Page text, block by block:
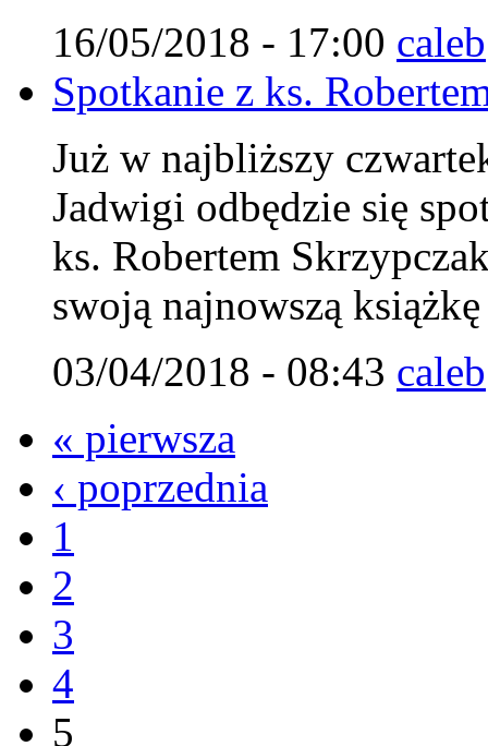
16/05/2018 - 17:00 caleb
Spotkanie z ks.
Już w najbliższy
Jadwigi odbędzie się
ks. Robertem
swoją najnowszą
03/04/2018 - 08:43 caleb
« pierwsza
‹ poprzednia
1
2
3
4
5